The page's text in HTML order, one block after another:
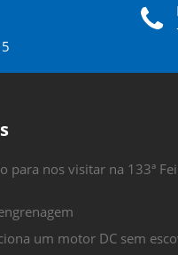
para nos visitar na 133ª
um motor DC sem